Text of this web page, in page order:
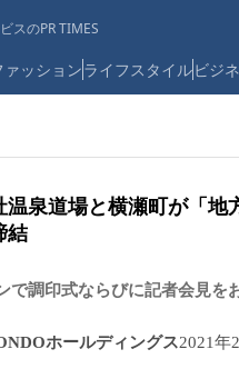
スのPR TIMES
ァッションライフスタイルビジ
温泉道場と横瀬町が「地
結
で調印式ならびに記者会見を
ホールディングス2021年